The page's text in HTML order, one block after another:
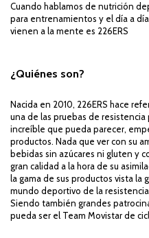
Cuando hablamos de nutrición
para entrenamientos y el día a
vienen a la mente es 226ERS
¿Quiénes son?
Nacida en 2010, 226ERS hace
una de las pruebas de
increíble que pueda parecer,
productos. Nada que ver con su
bebidas sin azúcares ni gluten y
gran calidad a la hora de su
la gama de sus productos vista
mundo deportivo de la
Siendo también grandes
pueda ser el Team Movistarde